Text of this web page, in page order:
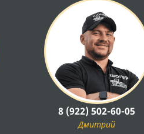
8 (922) 502-60-05
Дмитрий